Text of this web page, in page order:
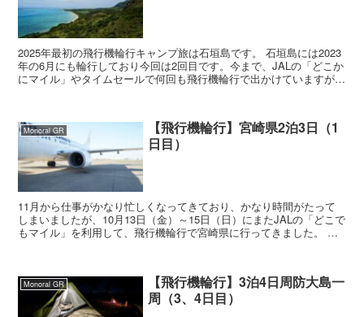
2025年最初の飛行機輪行キャンプ旅は石垣島です。 石垣島には2023
年の6月にも輪行しており今回は2回目です。今まで、JALの「どこか
にマイル」やタイムセールで何回も飛行機輪行で出かけていますが、
Monoral GR
【飛行機輪行】宮崎県2泊3日（1
日目）
11月から仕事がかなり忙しくなってきており、かなり時間がたって
しまいましたが、10月13日（金）～15日（日）にまたJALの「どこで
もマイル」を利用して、飛行機輪行で宮崎県に行ってきました。 出
Monoral GR
【飛行機輪行】3泊4日周防大島一
周（3、4日目）